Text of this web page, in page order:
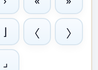
⌋ 〈 〉
⌟